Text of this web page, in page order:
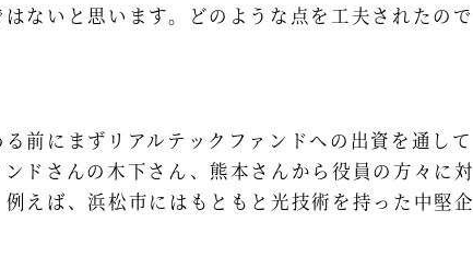
ないと思います。どのような点を工夫されたので
前にまずリアルテックファンドへの出資を通して
ドさんの木下さん、熊本さんから役員の方々に対
えば、浜松市にはもともと光技術を持った中堅企